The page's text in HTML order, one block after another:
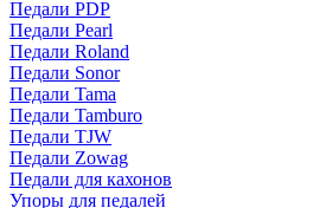
Педали PDP
Педали Pearl
Педали Roland
Педали Sonor
Педали Tama
Педали Tamburo
Педали TJW
Педали Zowag
Педали для кахонов
Упоры для педалей